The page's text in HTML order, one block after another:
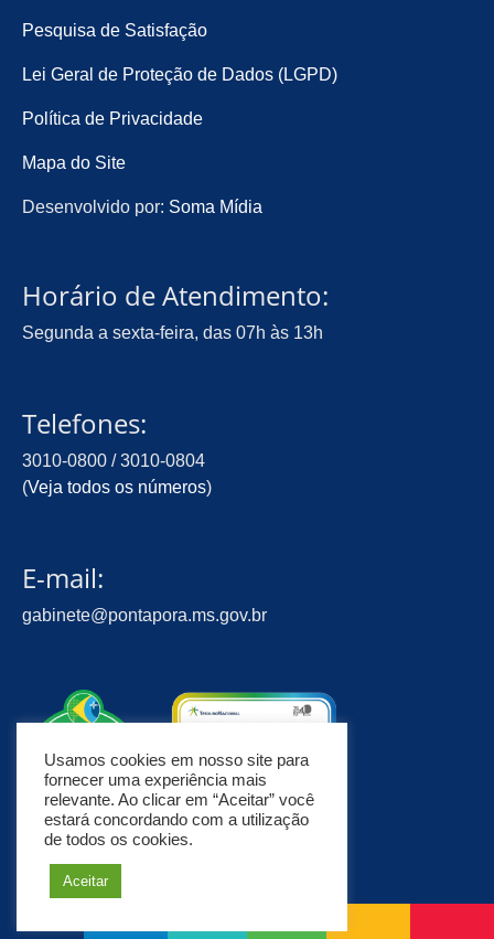
Pesquisa de Satisfação
Lei Geral de Proteção de Dados (LGPD)
Política de Privacidade
Mapa do Site
Desenvolvido por: Soma Mídia
Horário de Atendimento:
Segunda a sexta-feira, das 07h às 13h
Telefones:
3010-0800 / 3010-0804
(Veja todos os números)
E-mail:
gabinete@pontapora.ms.gov.br
Usamos cookies em nosso site para
fornecer uma experiência mais
relevante. Ao clicar em “Aceitar” você
estará concordando com a utilização
de todos os cookies.
Aceitar